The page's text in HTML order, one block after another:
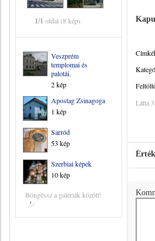
1/1 oldal (8 kép)
Veszprém
templomai és
palotái.
2 kép
Apostag Zsinagoga
1 kép
Sarród
53 kép
Szerbiai képek
10 kép
Böngéssz a galériák között!
Látta